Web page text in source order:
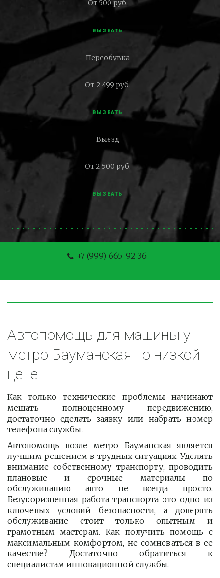
От 500 руб.
ВЫЗВАТЬ
Переобувка
От 2 499 руб.
ВЫЗВАТЬ
Выезд
От 2 500 руб.
ВЫЗВАТЬ
+7 (999) 665-92-36
Автопомощь для машины у
метро Бауманская по низкой
цене
Как только технические проблемы начинают
мешать полноценному передвижению,
достаточно сделать заявку или набрать номер
телефона службы.
Автопомощь возле метро Бауманская является
лучшим решением в трудных ситуациях. Уделять
внимание собственному транспорту, проводить
плановые и срочные материалы по
обслуживанию авто не всегда просто.
Безукоризненная работа транспорта это одно из
ключевых условий безопасности, а доверять
обслуживание стоит только опытным и
грамотным мастерам. Как получить помощь с
максимальным комфортом, не сомневаться в ее
качестве? Достаточно обратиться к
специалистам инновационной службы.